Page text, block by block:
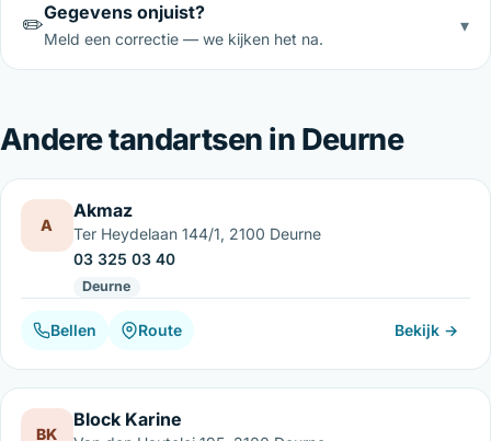
✏️Gegevens onjuist?
Meld een correctie — we kijken het na.
▾
Andere tandartsen in Deurne
A
Akmaz
Ter Heydelaan 144/1, 2100 Deurne
03 325 03 40
Deurne
Bellen Route Bekijk →
BK
Block Karine